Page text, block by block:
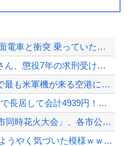
【鹿児島】 突然右折し路面電車と衝突 乗っていた男女3人は車を放置しダッシュで逃...
【動画】ジャンポケ斉藤さん、懲役7年の求刑受けたあとのTikTokライブ配信がヤ...
【衝撃】熊本空港、全国で最も米軍機が来る空港になっていた
【画像あり】居酒屋「6人で長居して会計4939円！喋りたいだけなら公園に行ってく...
【8/22開催】 「琵琶湖三市同時花火大会」、各市公式「そんな花火大会は存在しな...
【速報】 日本の防衛省、ようやく気づいた模様ｗｗｗｗｗ